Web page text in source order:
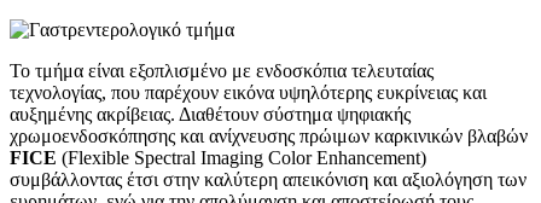
Το τμήμα είναι εξοπλισμένο με ενδοσκόπια τελευταίας
τεχνολογίας, που παρέχουν εικόνα υψηλότερης ευκρίνειας και
αυξημένης ακρίβειας. Διαθέτουν σύστημα ψηφιακής
χρωμοενδοσκόπησης και ανίχνευσης πρώιμων καρκινικών βλαβών
FICE (Flexible Spectral Imaging Color Enhancement)
συμβάλλοντας έτσι στην καλύτερη απεικόνιση και αξιολόγηση των